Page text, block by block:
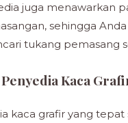
juga menawarkan
sehingga
tukang pemasang
Kaca
kaca grafir yang tepat